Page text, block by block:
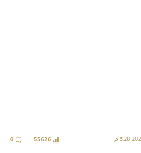
55626
0